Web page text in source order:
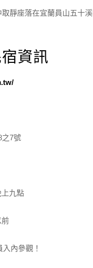
取靜座落在宜蘭員山五十
資訊
之7號
上九點
前
內參觀！